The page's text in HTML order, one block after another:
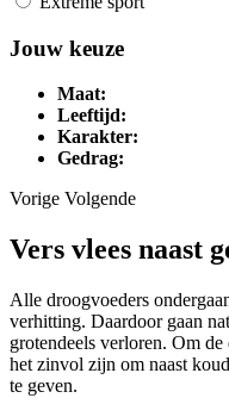
Jouw keuze
Maat:
Leeftijd:
Karakter:
Gedrag:
Vorige Volgende
Vers vlees naast
Alle droogvoeders
verhitting. Daardoor gaan
grotendeels verloren. Om
het zinvol zijn om naast
te geven.